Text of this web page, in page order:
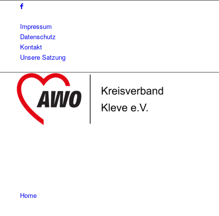
Impressum
Datenschutz
Kontakt
Unsere Satzung
Home